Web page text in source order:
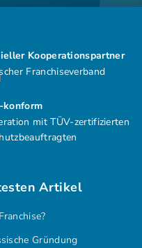
konform
mit TÜV-zertifizierten
Kooperationspartner
Franchiseverband
Artikel
Gründung